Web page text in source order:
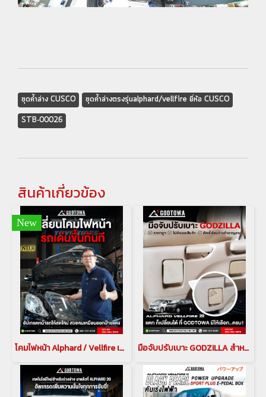
ชุดค้ำล่าง CUSCO
ชุดค้ำล่างตรงรุ่นalphard/vellfire ยี่ห้อ CUSCO
STB-00026
สินค้าเกี่ยวข้อง
New
โคมไฟหน้า Alphard / Vellfire เปลี่ยนโคมไฟหน้า Alphard / Vellfire 20 ให้ใหม่เหมือนเพิ่งซื้อรถ มือจับปรับเบาะ GODZILLA สำหรับ Alphard / Vellfire 20